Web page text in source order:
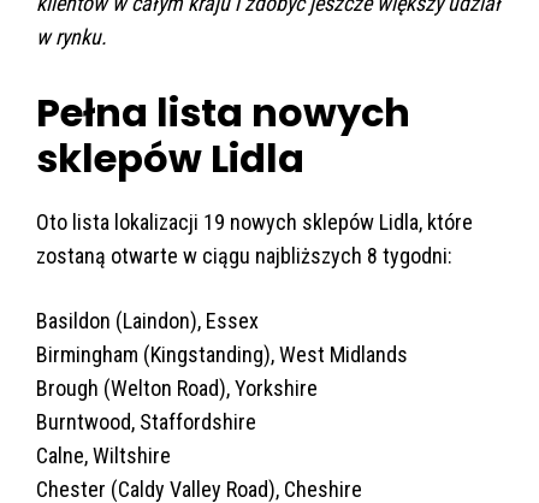
w rynku.
Pełna lista nowych
sklepów Lidla
Oto lista lokalizacji 19 nowych sklepów Lidla, które
zostaną otwarte w ciągu najbliższych 8 tygodni:
Basildon (Laindon), Essex
Birmingham (Kingstanding), West Midlands
Brough (Welton Road), Yorkshire
Burntwood, Staffordshire
Calne, Wiltshire
Chester (Caldy Valley Road), Cheshire